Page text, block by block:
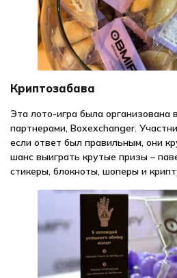
Криптозабава
Эта лото-игра была организована
партнерами, Boxexchanger.
если ответ был правильным, они
шанс выиграть крутые призы –
стикеры, блокноты, шоперы и